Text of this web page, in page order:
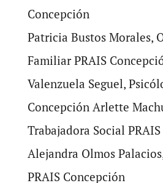
Concepción
Patricia Bustos Morales,
Familiar PRAIS
Valenzuela Seguel,
Concepción Arlette
Trabajadora Social
Alejandra Olmos
PRAIS Concepción